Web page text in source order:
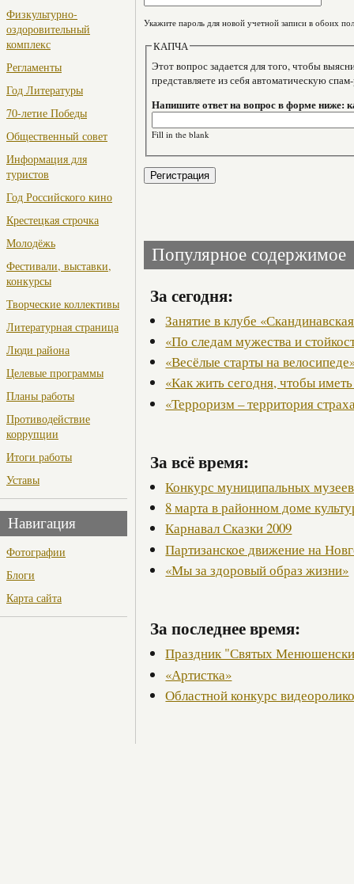
Физкультурно-
оздоровительный
комплекс
Регламенты
Год Литературы
70-летие Победы
Общественный совет
Информация для
туристов
Год Российского кино
Крестецкая строчка
Молодёжь
Фестивали, выставки,
конкурсы
Творческие коллективы
Литературная страница
Люди района
Целевые программы
Планы работы
Противодействие
коррупции
Итоги работы
Уставы
Навигация
Фотографии
Блоги
Карта сайта
Укажите пароль для новой учетной записи в обоих
КАПЧА
Этот вопрос задается для того, чтобы выяснить,
представляете из себя автоматическую
Напишите ответ на вопрос в форме ниже:
Fill in the blank
Популярное содержимое
За сегодня:
Занятие в клубе
«По следам мужества и
«Весёлые старты на
«Как жить сегодня, чтобы
«Терроризм – территория
За всё время:
Конкурс муниципальных музеев
8 марта в районном доме
Карнавал Сказки 2009
Партизанское движение на
«Мы за здоровый образ жизни»
За последнее время:
Праздник "Святых
«Артистка»
Областной конкурс